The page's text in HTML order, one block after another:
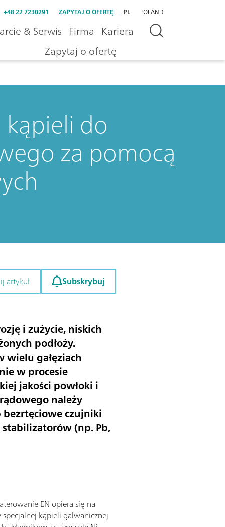
+48 22 7230291 ZAPYTAJ O OFERTĘ PL POLAND
& Serwis Firma Kariera
Zapytaj o ofertę
do
za pomocą
artykuł Subskrybuj
i zużycie, niskich
podłoży.
gałęziach
w procesie
jakości powłoki i
należy
czujniki
(np. Pb,
EN opiera się na
kąpieli galwanicznej